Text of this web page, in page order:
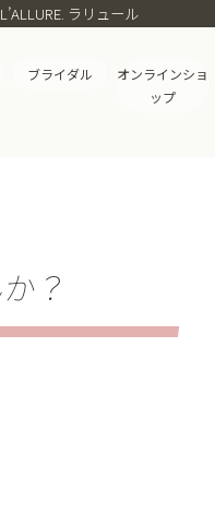
ラリュール
ブライダル
オンラインショ
ップ
？